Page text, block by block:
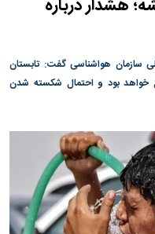
هشدار درباره
سازمان هواشناسی گفت: تابستان
خواهد بود و احتمال شکسته شدن